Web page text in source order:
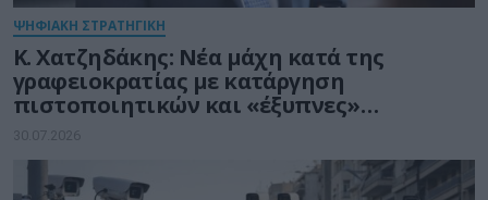
ΨΗΦΙΑΚΗ ΣΤΡΑΤΗΓΙΚΗ
Κ. Χατζηδάκης: Νέα μάχη κατά της
γραφειοκρατίας με κατάργηση
πιστοποιητικών και «έξυπνες»
διασταυρώσεις του Δημοσίου
30.07.2026